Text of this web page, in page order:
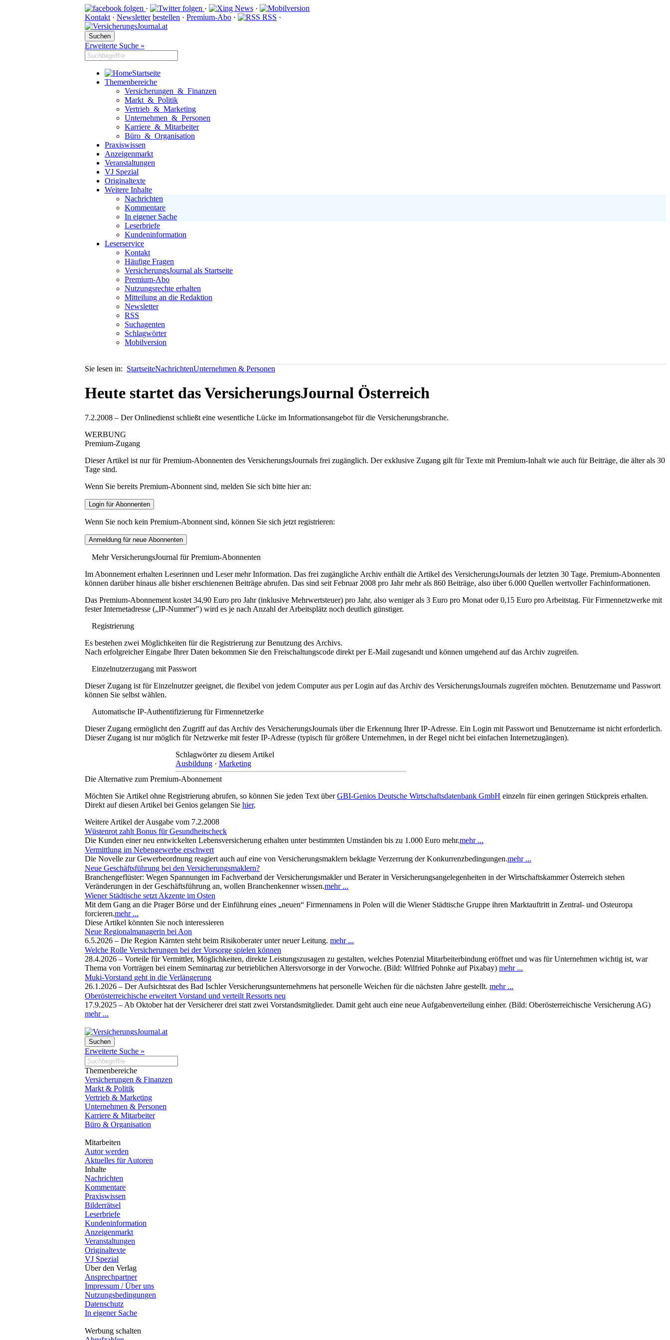
· ·
·
Kontakt · Newsletter bestellen · Premium-Abo · RSS ·
Erweiterte Suche »
Startseite
Themenbereiche
Versicherungen & Finanzen
Markt & Politik
Vertrieb & Marketing
Unternehmen & Personen
Karriere & Mitarbeiter
Büro & Organisation
Praxiswissen
Anzeigenmarkt
Veranstaltungen
VJ Spezial
Originaltexte
Weitere Inhalte
Nachrichten
Kommentare
In eigener Sache
Leserbriefe
Kundeninformation
Leserservice
Kontakt
Häufige Fragen
VersicherungsJournal als Startseite
Premium-Abo
Nutzungsrechte erhalten
Mitteilung an die Redaktion
Newsletter
RSS
Suchagenten
Schlagwörter
Mobilversion
Sie lesen in: StartseiteNachrichtenUnternehmen & Personen
Heute startet das VersicherungsJournal Österreich
7.2.2008 – Der Onlinedienst schließt eine wesentliche Lücke im Informationsangebot für die Versicherungsbranche.
WERBUNG
Premium-Zugang
Dieser Artikel ist nur für Premium-Abonnenten des VersicherungsJournals frei zugänglich. Der exklusive Zugang gilt für Texte mit Premium-Inhalt wie auch für Beiträge, die älter als 30
Tage sind.
Wenn Sie bereits Premium-Abonnent sind, melden Sie sich bitte hier an:
Wenn Sie noch kein Premium-Abonnent sind, können Sie sich jetzt registrieren:
Mehr VersicherungsJournal für Premium-Abonnenten
Im Abonnement erhalten Leserinnen und Leser mehr Information. Das frei zugängliche Archiv enthält die Artikel des VersicherungsJournals der letzten 30 Tage. Premium-Abonnenten
können darüber hinaus alle bisher erschienenen Beiträge abrufen. Das sind seit Februar 2008 pro Jahr mehr als 860 Beiträge, also über 6.000 Quellen wertvoller Fachinformationen.
Das Premium-Abonnement kostet 34,90 Euro pro Jahr (inklusive Mehrwertsteuer) pro Jahr, also weniger als 3 Euro pro Monat oder 0,15 Euro pro Arbeitstag. Für Firmennetzwerke mit
fester Internetadresse („IP-Nummer") wird es je nach Anzahl der Arbeitsplätz noch deutlich günstiger.
Registrierung
Es bestehen zwei Möglichkeiten für die Registrierung zur Benutzung des Archivs.
Nach erfolgreicher Eingabe Ihrer Daten bekommen Sie den Freischaltungscode direkt per E-Mail zugesandt und können umgehend auf das Archiv zugreifen.
Einzelnutzerzugang mit Passwort
Dieser Zugang ist für Einzelnutzer geeignet, die flexibel von jedem Computer aus per Login auf das Archiv des VersicherungsJournals zugreifen möchten. Benutzername und Passwort
können Sie selbst wählen.
Automatische IP-Authentifizierung für Firmennetzerke
Dieser Zugang ermöglicht den Zugriff auf das Archiv des VersicherungsJournals über die Erkennung Ihrer IP-Adresse. Ein Login mit Passwort und Benutzername ist nicht erforderlich.
Dieser Zugang ist nur möglich für Netzwerke mit fester IP-Adresse (typisch für größere Unternehmen, in der Regel nicht bei einfachen Internetzugängen).
Schlagwörter zu diesem Artikel
Ausbildung · Marketing
Die Alternative zum Premium-Abonnement
Möchten Sie Artikel ohne Registrierung abrufen, so können Sie jeden Text überGBI-Genios Deutsche Wirtschaftsdatenbank GmbH einzeln für einen geringen Stückpreis erhalten.
Direkt auf diesen Artikel bei Genios gelangen Sie hier.
Weitere Artikel der Ausgabe vom 7.2.2008
Wüstenrot zahlt Bonus für Gesundheitscheck
Die Kunden einer neu entwickelten Lebensversicherung erhalten unter bestimmten Umständen bis zu 1.000 Euro mehr.mehr ...
Vermittlung im Nebengewerbe erschwert
Die Novelle zur Gewerbeordnung reagiert auch auf eine von Versicherungsmaklern beklagte Verzerrung der Konkurrenzbedingungen.mehr ...
Neue Geschäftsführung bei den Versicherungsmaklern?
Branchengeflüster: Wegen Spannungen im Fachverband der Versicherungsmakler und Berater in Versicherungsangelegenheiten in der Wirtschaftskammer Österreich stehen
Veränderungen in der Geschäftsführung an, wollen Branchenkenner wissen.mehr ...
Wiener Städtische setzt Akzente im Osten
Mit dem Gang an die Prager Börse und der Einführung eines „neuen“ Firmennamens in Polen will die Wiener Städtische Gruppe ihren Marktauftritt in Zentral- und Osteuropa
forcieren.mehr ...
Diese Artikel könnten Sie noch interessieren
Neue Regionalmanagerin bei Aon
6.5.2026 – Die Region Kärnten steht beim Risikoberater unter neuer Leitung. mehr ...
Welche Rolle Versicherungen bei der Vorsorge spielen können
28.4.2026 – Vorteile für Vermittler, Möglichkeiten, direkte Leistungszusagen zu gestalten, welches Potenzial Mitarbeiterbindung eröffnet und was für Unternehmen wichtig ist, war
Thema von Vorträgen bei einem Seminartag zur betrieblichen Altersvorsorge in der Vorwoche. (Bild: Wilfried Pohnke auf Pixabay) mehr ...
Muki-Vorstand geht in die Verlängerung
26.1.2026 – Der Aufsichtsrat des Bad Ischler Versicherungsunternehmens hat personelle Weichen für die nächsten Jahre gestellt. mehr ...
Oberösterreichische erweitert Vorstand und verteilt Ressorts neu
17.9.2025 – Ab Oktober hat der Versicherer drei statt zwei Vorstandsmitglieder. Damit geht auch eine neue Aufgabenverteilung einher. (Bild: Oberösterreichische Versicherung AG)
mehr ...
Erweiterte Suche »
Themenbereiche
Versicherungen & Finanzen
Markt & Politik
Vertrieb & Marketing
Unternehmen & Personen
Karriere & Mitarbeiter
Büro & Organisation
Mitarbeiten
Autor werden
Aktuelles für Autoren
Inhalte
Nachrichten
Kommentare
Praxiswissen
Bilderrätsel
Leserbriefe
Kundeninformation
Anzeigenmarkt
Veranstaltungen
Originaltexte
VJ Spezial
Über den Verlag
Ansprechpartner
Impressum / Über uns
Nutzungsbedingungen
Datenschutz
In eigener Sache
Werbung schalten